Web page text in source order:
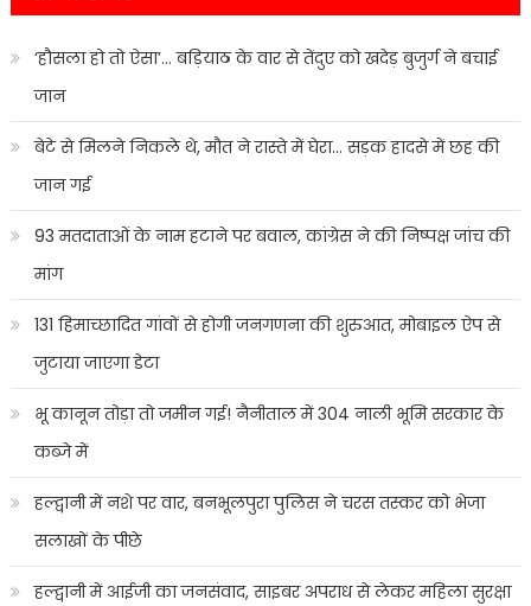
‘हौसला हो तो ऐसा’… बड़ियाठ के वार से तेंदुए को खदेड़ बुजुर्ग ने बचाई
जान
बेटे से मिलने निकले थे, मौत ने रास्ते में घेरा… सड़क हादसे में छह की
जान गई
93 मतदाताओं के नाम हटाने पर बवाल, कांग्रेस ने की निष्पक्ष जांच की
मांग
131 हिमाच्छादित गांवों से होगी जनगणना की शुरुआत, मोबाइल ऐप से
जुटाया जाएगा डेटा
भू कानून तोड़ा तो जमीन गई! नैनीताल में 304 नाली भूमि सरकार के
कब्जे में
हल्द्वानी में नशे पर वार, बनभूलपुरा पुलिस ने चरस तस्कर को भेजा
सलाखों के पीछे
हल्द्वानी में आईजी का जनसंवाद, साइबर अपराध से लेकर महिला सुरक्षा